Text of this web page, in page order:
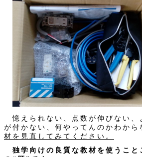
憶えられない、点数が伸びない、
が付かない、何やってんのかわから
材を見直してみてください。
独学向けの良質な教材を使うこと